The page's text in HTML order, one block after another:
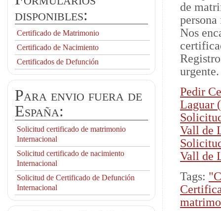
de
Nos
urgente.
Pedir
Laguar
Vall de
Vall de
Tags:
disponibles:
Certificado de Matrimonio
Certificado de Nacimiento
Certificados de Defunción
Para envio fuera de
España:
Solicitud certificado de matrimonio
Internacional
Solicitud certificado de nacimiento
Internacional
Solicitud de Certificado de Defunción
Internacional